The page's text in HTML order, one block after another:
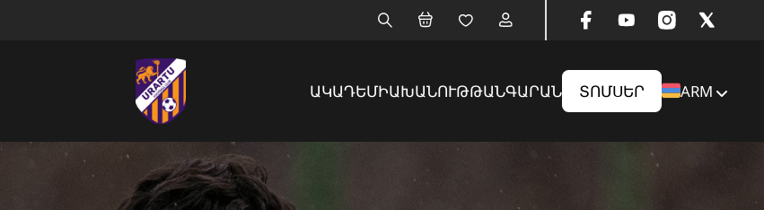
ԱԿԱԴԵՄԻԱԽԱՆՈՒԹԹԱՆԳԱՐԱՆ ՏՈՄՍԵՐ ARM